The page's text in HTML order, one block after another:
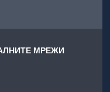
МРЕЖИ